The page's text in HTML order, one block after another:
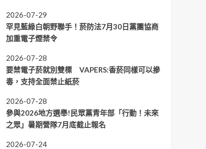
2026-07-29
罕見藍綠白朝野聯手！菸防法7月30日黨團協商
加重電子煙禁令
2026-07-28
要禁電子菸就別雙標 VAPERS:香菸同樣可以摻
毒，支持全面禁止紙菸
2026-07-28
參與2026地方選舉!民眾黨青年部「行動！未來
之眾」暑期營隊7月底截止報名
2026-07-24